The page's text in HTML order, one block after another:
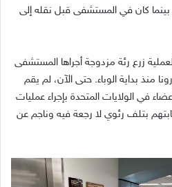
كان في المستشفى قبل نقله إلى
زرع رئة مزدوجة أجراها المستشفى
بداية الوباء. حتى الآن، لم يقم
في الولايات المتحدة بإجراء عمليات
بتلف رئوي لا رجعة فيه وناجم عن